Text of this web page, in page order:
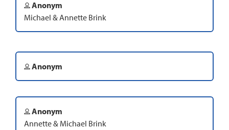
Anonym
Michael & Annette Brink
Anonym
Anonym
Annette & Michael Brink